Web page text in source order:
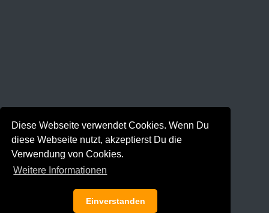
Diese Webseite verwendet Cookies. Wenn Du
diese Webseite nutzt, akzeptierst Du die
Verwendung von Cookies.
Weitere Informationen
Einverstanden